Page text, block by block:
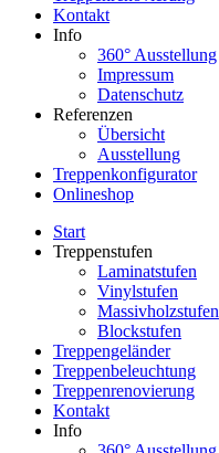
Kontakt
Info
360° Ausstellung
Impressum
Datenschutz
Referenzen
Übersicht
Ausstellung
Treppenkonfigurator
Onlineshop
Start
Treppenstufen
Laminatstufen
Vinylstufen
Massivholzstufen
Blockstufen
Treppengeländer
Treppenbeleuchtung
Treppenrenovierung
Kontakt
Info